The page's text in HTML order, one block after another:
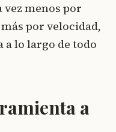
vez menos por
por velocidad,
lo largo de todo
a